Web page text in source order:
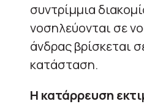
συντρίμμια
νοσηλεύονται σε
άνδρας βρίσκεται
κατάσταση.
Η κατάρρευση